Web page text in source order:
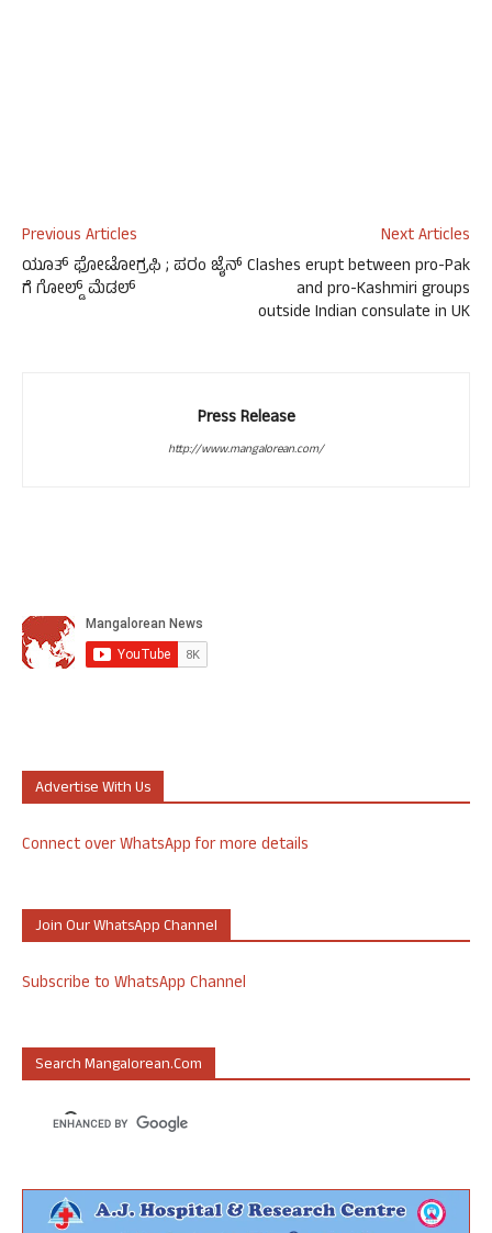
Previous Articles
ಯೂತ್ ಫೋಟೋಗ್ರಫಿ ; ಪರಂ ಜೈನ್
ಗೆ ಗೋಲ್ಡ್ ಮೆಡಲ್
Next Articles
Clashes erupt between pro-Pak
and pro-Kashmiri groups
outside Indian consulate in UK
Press Release
http://www.mangalorean.com/
Advertise With Us
Connect over WhatsApp for more details
Join Our WhatsApp Channel
Subscribe to WhatsApp Channel
Search Mangalorean.com